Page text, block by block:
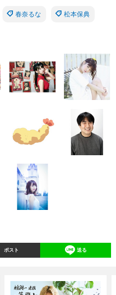
春奈るな 松本保典
ポスト 送る